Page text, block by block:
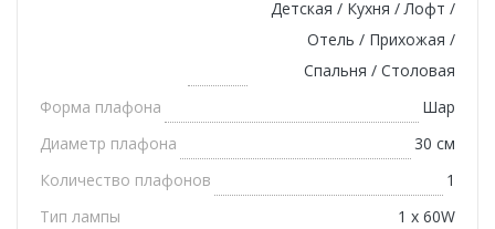
Детская / Кухня / Лофт /
Отель / Прихожая /
Спальня / Столовая
Форма плафона
Шар
Диаметр плафона
30 см
Количество плафонов
1
Тип лампы
1 х 60W